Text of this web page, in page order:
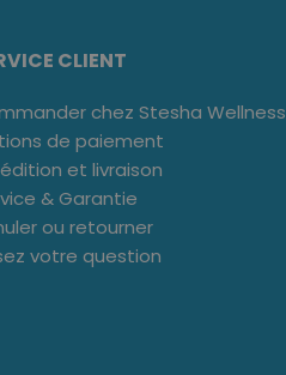
CLIENT
chez Stesha Wellness
de paiement
et livraison
& Garantie
ou retourner
votre question